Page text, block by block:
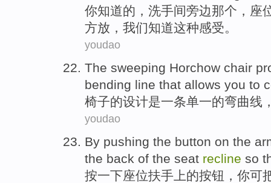
你知道的， 洗手间旁边那个 ， 座
方放，我们知道这种感受。
youdao
The sweeping Horchow chair
bending line that allows you to
椅子的设计是一条单一的弯曲线
youdao
By pushing the button on the
the back of the seat recline so
按一下座位扶手上的按钮 ， 你可